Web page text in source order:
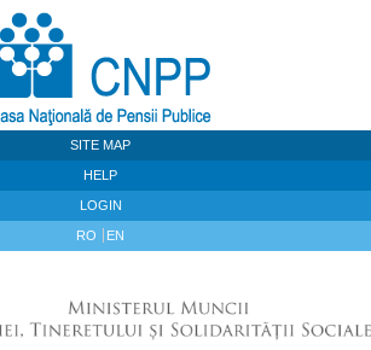
SITE MAP
HELP
LOGIN
RO EN